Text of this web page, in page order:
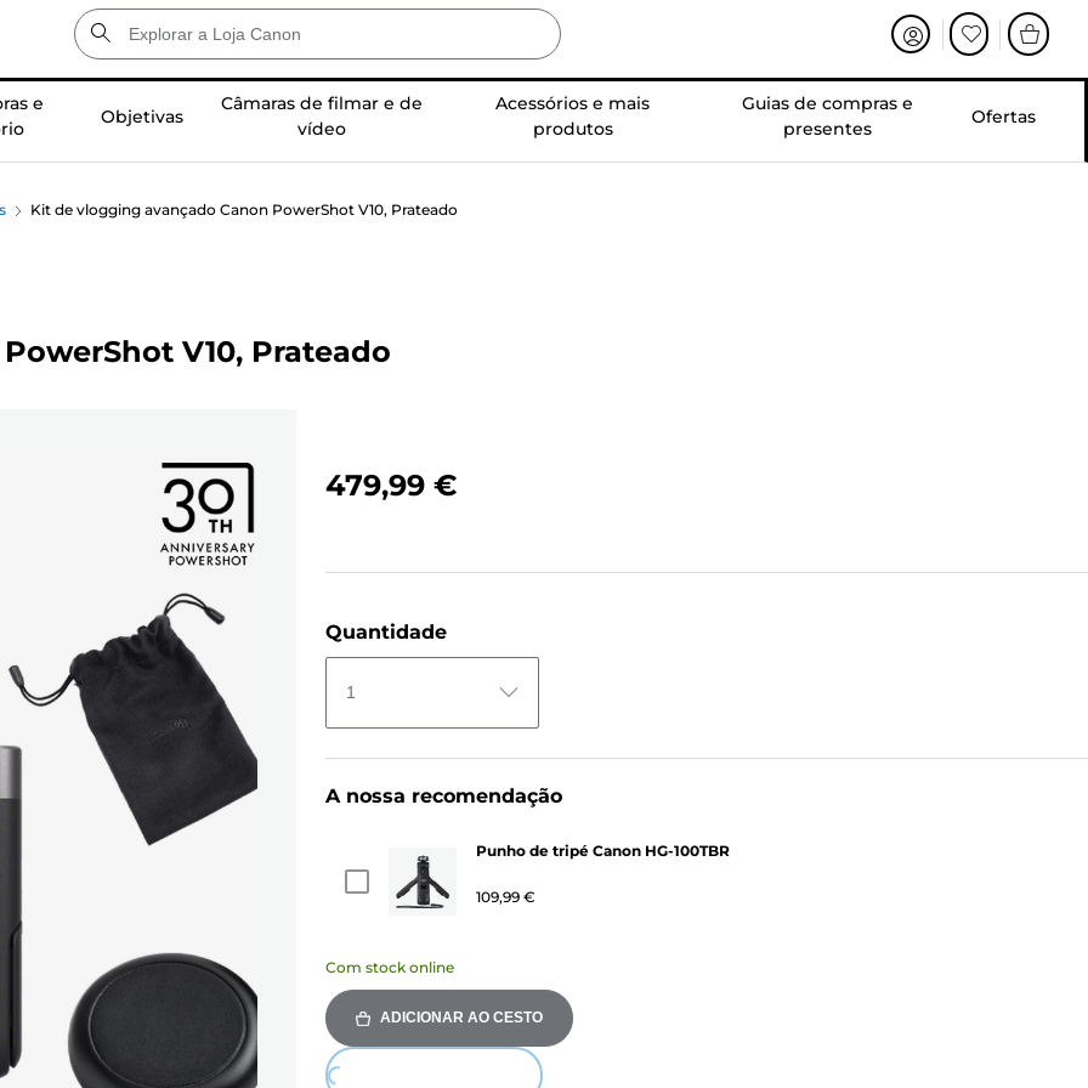
e
Objetivas
Câmaras de filmar e de
vídeo
Acessórios e mais
produtos
Guias de compras e
presentes
Ofertas
Kit de vlogging avançado Canon PowerShot V10, Prateado
V10, Prateado
479,99 €
Quantidade
1
A nossa recomendação
Punho de tripé Canon HG-100TBR
109,99 €
Com stock online
ADICIONAR AO CESTO
Loading...